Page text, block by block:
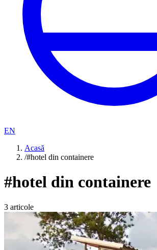
EN
Acasă
/#hotel din containere
#hotel din containere
3 articole